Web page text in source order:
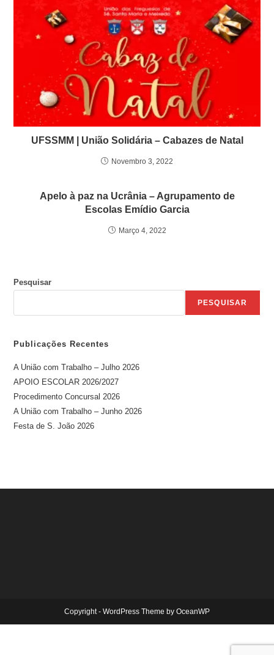
UFSSMM | União Solidária – Cabazes de Natal
Novembro 3, 2022
Apelo à paz na Ucrânia – Agrupamento de
Escolas Emídio Garcia
Março 4, 2022
Pesquisar
PESQUISAR
Publicações Recentes
A União com Trabalho – Julho 2026
APOIO ESCOLAR 2026/2027
Procedimento Concursal 2026
A União com Trabalho – Junho 2026
Festa de S. João 2026
Copyright - WordPress Theme by OceanWP